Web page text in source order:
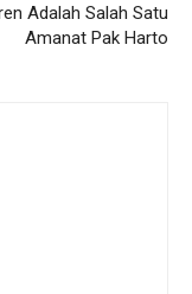
Adalah Salah Satu
Amanat Pak Harto